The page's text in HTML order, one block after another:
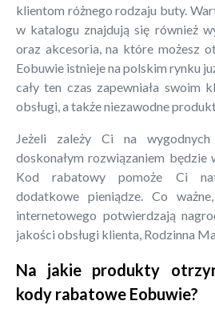
klientom różnego rodzaju buty.
w katalogu znajdują się również
oraz akcesoria, na które możesz
Eobuwie istnieje na polskim rynku
cały ten czas zapewniała swoim
obsługi, a także niezawodne
Jeżeli zależy Ci na
doskonałym rozwiązaniem będzie
Kod rabatowy pomoże Ci
dodatkowe pieniądze. Co
internetowego potwierdzają
jakości obsługi klienta, Rodzinna
Na jakie produkty
kody rabatowe Eobuwie?